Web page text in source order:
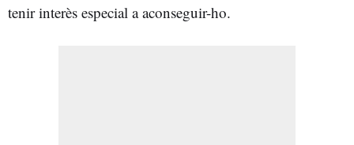
tenir interès especial a aconseguir-ho.